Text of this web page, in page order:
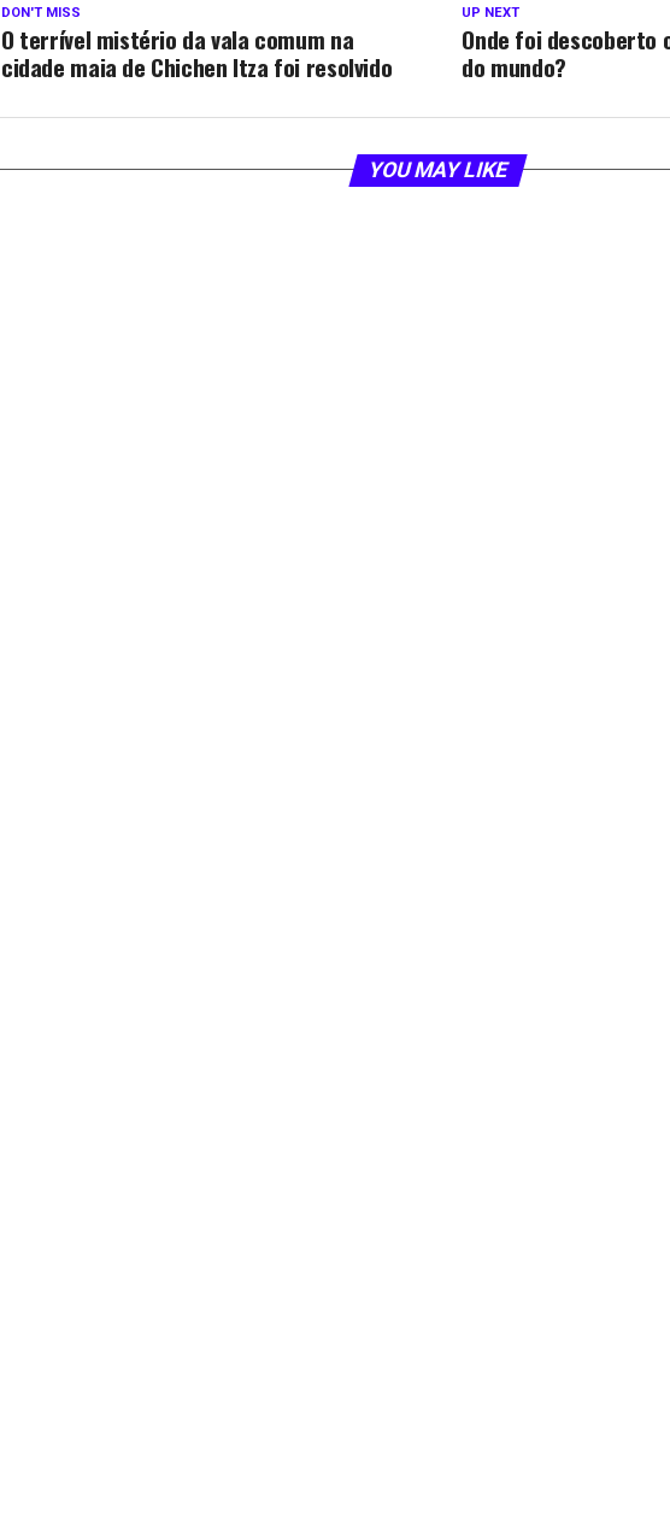
UP NEXT
Onde foi descoberto
do mundo?
DON'T MISS
O terrível mistério da vala comum na
cidade maia de Chichen Itza foi resolvido
YOU MAY LIKE